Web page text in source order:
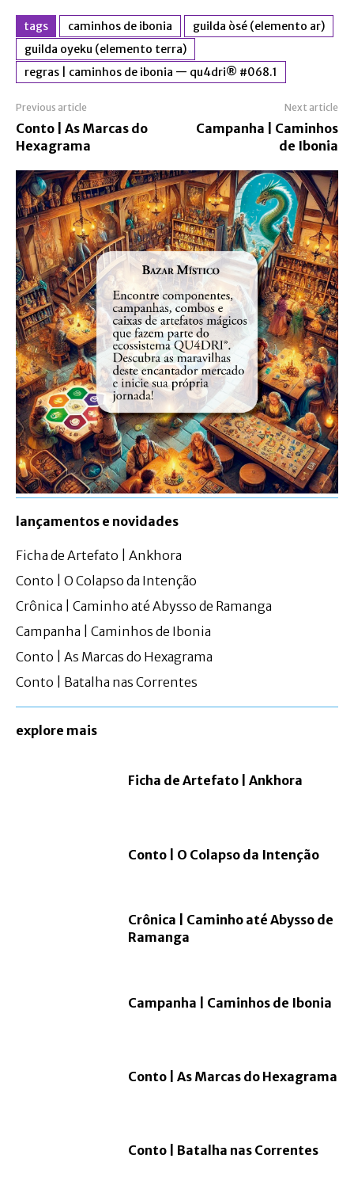
tags caminhos de ibonia
guilda òsé (elemento ar)
guilda oyeku (elemento terra)
regras | caminhos de ibonia — qu4dri® #068.1
Previous article
Conto | As Marcas do
Hexagrama
Next article
Campanha | Caminhos
de Ibonia
lançamentos e novidades
Ficha de Artefato | Ankhora
Conto | O Colapso da Intenção
Crônica | Caminho até Abysso de Ramanga
Campanha | Caminhos de Ibonia
Conto | As Marcas do Hexagrama
Conto | Batalha nas Correntes
explore mais
Ficha de Artefato | Ankhora
Conto | O Colapso da Intenção
Crônica | Caminho até Abysso de
Ramanga
Campanha | Caminhos de Ibonia
Conto | As Marcas do Hexagrama
Conto | Batalha nas Correntes